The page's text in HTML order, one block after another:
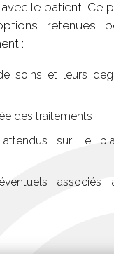
le patient. Ce
retenues
:
soins et leurs
des traitements
attendus sur le
associés